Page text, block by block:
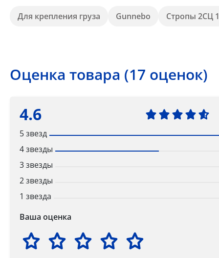
Для крепления груза Gunnebo Стропы 2СЦ
Оценка товара (17 оценок)
4.6
5 звезд
4 звезды
3 звезды
2 звезды
1 звезда
Ваша оценка